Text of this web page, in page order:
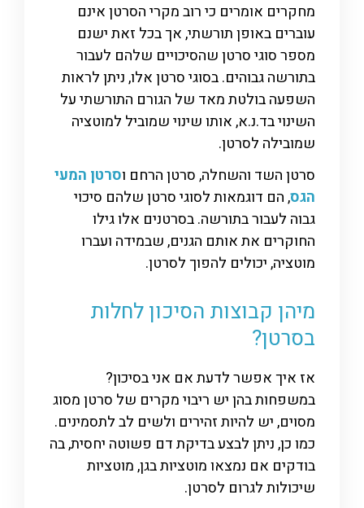
מחקרים אומרים כי רוב מקרי הסרטן אינם
עוברים באופן תורשתי, אך בכל זאת ישנם
מספר סוגי סרטן שהסיכויים שלהם לעבור
בתורשה גבוהים. בסוגי סרטן אלו, ניתן לראות
השפעה בולטת מאד של הגורם התורשתי על
השינוי בד.נ.א, אותו שינוי שמוביל למוטציה
שמובילה לסרטן.
סרטן השד והשחלה, סרטן הרחם וסרטן המעי
הגס, הם דוגמאות לסוגי סרטן שלהם סיכוי
גבוה לעבור בתורשה. בסרטנים אלו גילו
החוקרים את אותם הגנים, שבמידה ועברו
מוטציה, יכולים להפוך לסרטן.
מיהן קבוצות הסיכון לחלות
בסרטן?
אז איך אפשר לדעת אם אני בסיכון?
במשפחות בהן יש ריבוי מקרים של סרטן מסוג
מסוים, יש להיות זהירים ולשים לב לתסמינים.
כמו כן, ניתן לבצע בדיקת דם פשוטה יחסית, בה
בודקים אם נמצאו מוטציות בגן, מוטציות
שיכולות לגרום לסרטן.